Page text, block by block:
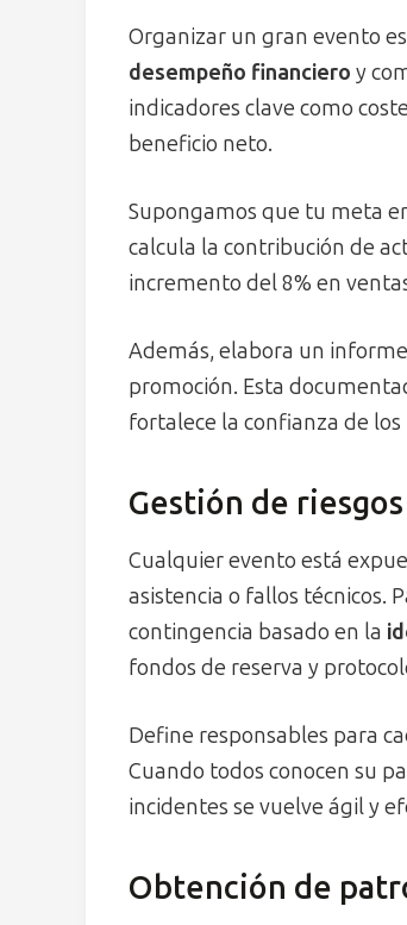
Organizar un gran evento
desempeño financiero y
indicadores clave como
beneficio neto.
Supongamos que tu meta
calcula la contribución de
incremento del 8% en
Además, elabora un
promoción. Esta
fortalece la confianza de
Gestión de
Cualquier evento está
asistencia o fallos técnicos.
contingencia basado en la
fondos de reserva y
Define responsables para
Cuando todos conocen su
incidentes se vuelve ágil y
Obtención de